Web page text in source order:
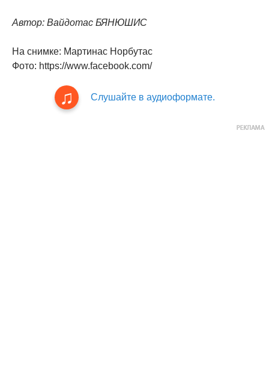
Автор: Вайдотас БЯНЮШИС
На снимке: Мартинас Норбутас
Фото: https://www.facebook.com/
Слушайте в аудиоформате.